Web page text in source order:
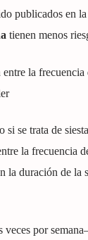
publicados en
tienen menos
la
se trata de
la frecuencia
la duración de la
veces por